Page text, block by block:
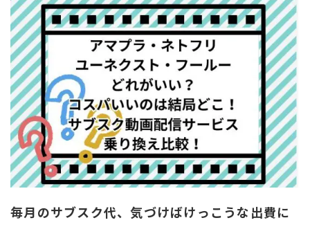
毎月のサブスク代、気づけばけっこうな出費に